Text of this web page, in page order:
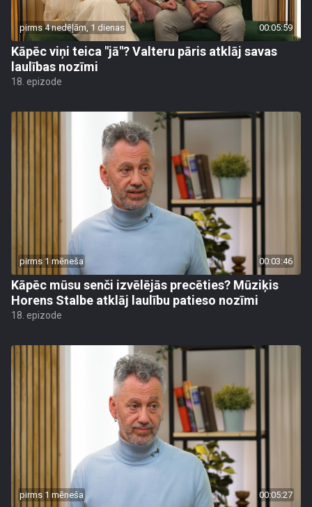
pirms 4 nedēļām, 1 dienas 00:05:59
Kāpēc viņi teica "jā"? Valteru pāris atklāj savas
laulības nozīmi
18. epizode
pirms 1 mēneša 00:03:46
Kāpēc mūsu senči izvēlējās precēties? Mūziķis
Horens Stalbe atklāj laulību patieso nozīmi
18. epizode
pirms 1 mēneša 00:05:27